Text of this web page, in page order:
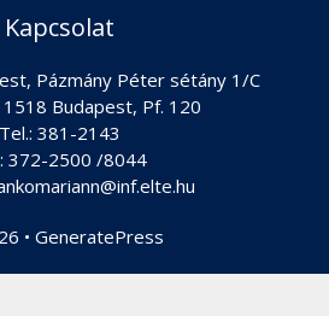
Kapcsolat
Pázmány Péter sétány 1/C
1518 Budapest, Pf. 120
Tel.: 381-2143
372-2500 /8044
• GeneratePress